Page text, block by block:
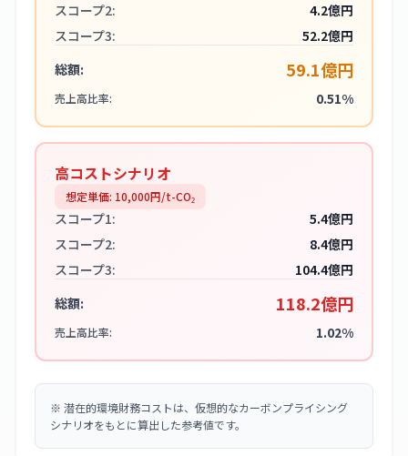
スコープ2:
4.2億円
スコープ3:
52.2億円
総額:
59.1億円
売上高比率: 0.51%
高コストシナリオ
想定単価: 10,000円/t-CO₂
スコープ1:
5.4億円
スコープ2:
8.4億円
スコープ3:
104.4億円
総額:
118.2億円
売上高比率: 1.02%
※ 潜在的環境財務コストは、仮想的なカーボンプライシング
シナリオをもとに算出した参考値です。